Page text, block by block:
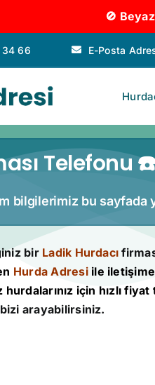
🚫
34 66 E-Posta
Telefonu
bilgilerimiz bu sayfada
bir Ladik Hurdacı
Hurda Adresiile iletişime
için hızlı
arayabilirsiniz.